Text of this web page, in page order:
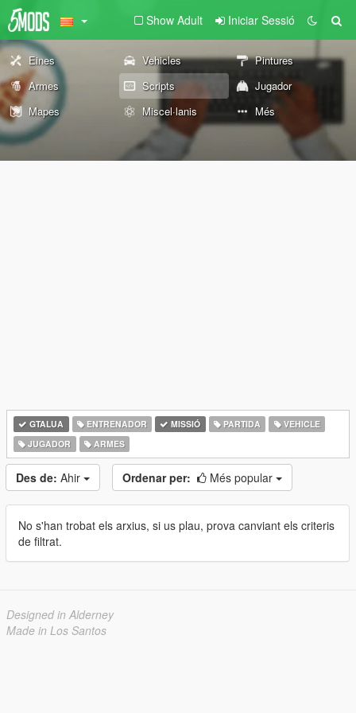
Show Adult Iniciar Sessió
Eines Vehicles
Pintures
Armes
Scripts
Jugador
Mapes
Miscel·lanis Més
GTALUA ENTRENADOR MISSIÓ PARTIDA
VEHICLE
JUGADOR
ARMES
Des de: Ahir Ordenar per: Més popular
No s'han trobat els arxius, si us plau, prova canviant els criteris
de filtrat.
Designed in Alderney
Made in Los Santos